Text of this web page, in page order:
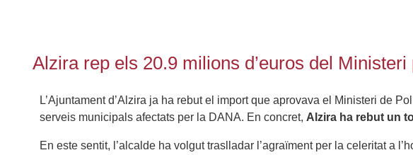
Alzira rep els 20.9 milions d’euros del
L’Ajuntament d’Alzira ja ha rebut el import que aprovava el Ministeri de
serveis municipals afectats per la DANA. En concret, Alzira ha rebut un
En este sentit, l’alcalde ha volgut traslladar l’agraïment per la celeritat a